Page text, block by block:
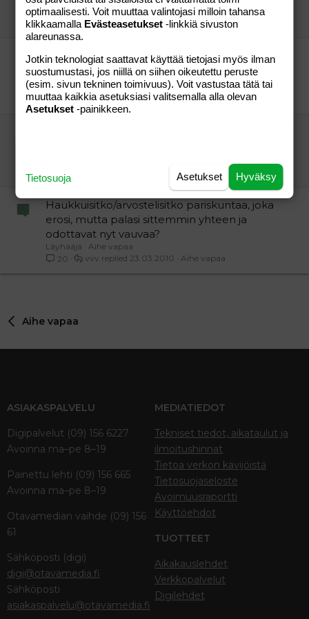
vv
Aihe vapaa
5
Aihe vapaa
24.03.2011
isoäiti mölykylästä
Mitä mieltä olisit, jos äitiäsi haukuttaisiin netissä?
tätä ketjua EI LIITETÄ päivän tapahtumiin!
Aihe vapaa
22
Aihe vapaa
31.07.2010
Markiisi musculocutaneus
Aihe vapaa
26.05.2011
Haukkuisitko/arvostelisitko pariskuntaa, joka
erosi, mutta palasi sittemmin yhteen ja
odottavat nyt vauvaa?
Läyhääjä
Aihe vapaa
20
Aihe vapaa
23.03.2010
vvv
Aihe vapaa
ASIAKASPALVELU
Digipalvelut (09) 156 6227
Avoinna ma–pe 8–19
Painettu lehti (09) 156 665
Avoinna ma–pe 8–19
Otavamedian vaihde (09) 156
61
Sähköposti (digi)
digi@otavamedia.fi
Sähköposti
asiakaspalvelu@otavamedia.fi
MEDIATIEDOT
Tekniset tiedot, aikataulut ja
ilmoitushinnat
Tietoa verkon kävijöistä
Tietosuojaseloste
Avoimuusraportti
Käyttöehdot
TUOTTEET
Aikakauslehdet
Verkkopalvelut
Digilehdet
optimaalisesti. Voit muuttaa valintojasi milloin tahansa
klikkaamalla Evästeasetukset -linkkiä sivuston
alareunassa.
Jotkin teknologiat saattavat käyttää tietojasi myös ilman
suostumustasi, jos niillä on siihen oikeutettu peruste
(esim. sivun tekninen toimivuus). Voit vastustaa tätä tai
muuttaa kaikkia asetuksiasi valitsemalla alla olevan
Asetukset -painikkeen.
Hyväksy
Asetukset
Tietosuoja